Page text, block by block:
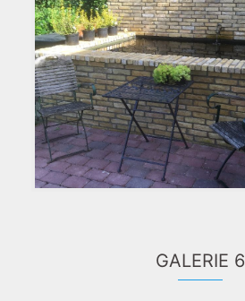
GALERIE 6